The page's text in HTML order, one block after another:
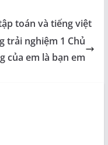
toán và tiếng việt
trải nghiệm 1 Chủ
của em là bạn em